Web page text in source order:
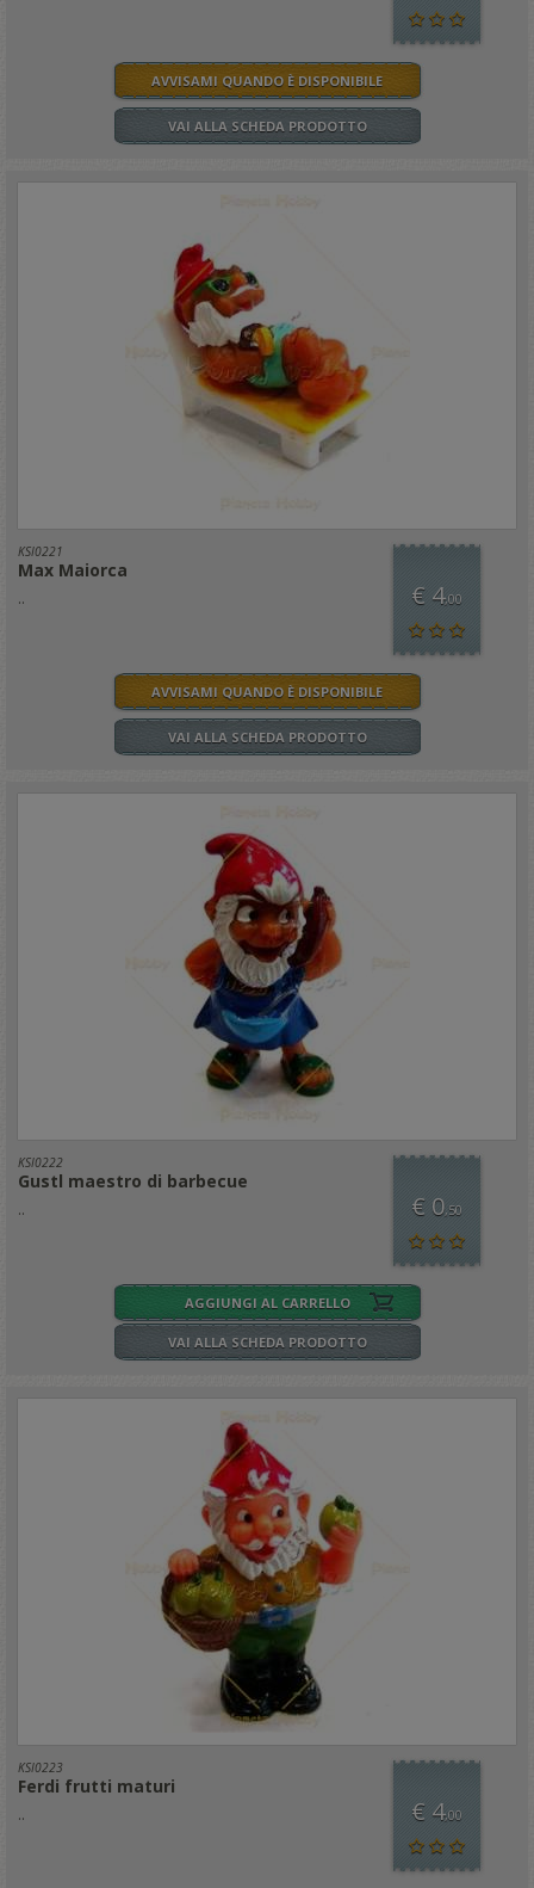
AVVISAMI QUANDO È DISPONIBILE
VAI ALLA SCHEDA PRODOTTO
KSI0221
Max Maiorca
.. € 4,00
AVVISAMI QUANDO È DISPONIBILE
VAI ALLA SCHEDA PRODOTTO
KSI0222
Gustl maestro di barbecue
.. € 0,50
AGGIUNGI AL CARRELLO
VAI ALLA SCHEDA PRODOTTO
KSI0223
Ferdi frutti maturi
.. € 4,00